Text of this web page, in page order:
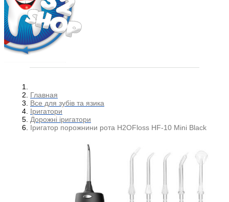
Главная
Все для зубів та язика
Іригатори
Дорожні іригатори
Іригатор порожнини рота H2OFloss HF-10 Mini Black